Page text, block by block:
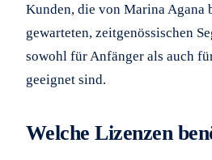
Kunden, die von Marina Agana
gewarteten, zeitgenössischen
sowohl für Anfänger als auch
geeignet sind.
Welche Lizenzen